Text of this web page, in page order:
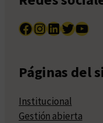
Facebook InstagramLinkedIn Twitter YouTube
Páginas del
Institucional
Gestión abierta